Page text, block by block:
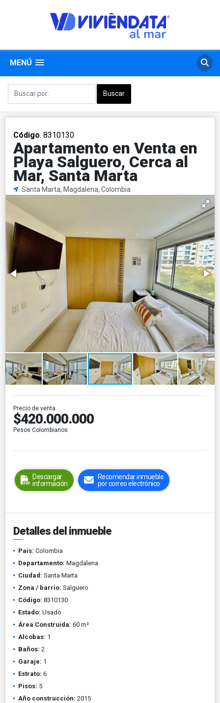
MENÚ
Código. 8310130
Apartamento en Venta en
Playa Salguero, Cerca al
Mar, Santa Marta
Santa Marta, Magdalena, Colombia
Precio de venta
$420.000.000
Pesos Colombianos
Descargar
información
Recomendar inmueble
por correo electrónico
Detalles del inmueble
País: Colombia
Departamento: Magdalena
Ciudad: Santa Marta
Zona / barrio: Salguero
Código: 8310130
Estado: Usado
Área Construida: 60 m²
Alcobas: 1
Baños: 2
Garaje: 1
Estrato: 6
Pisos: 5
Año construcción: 2015